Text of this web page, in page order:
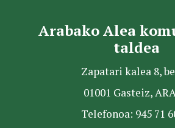
Arabako Alea
taldea
Zapatari kalea 8,
01001 Gasteiz,
Telefonoa: 945 71